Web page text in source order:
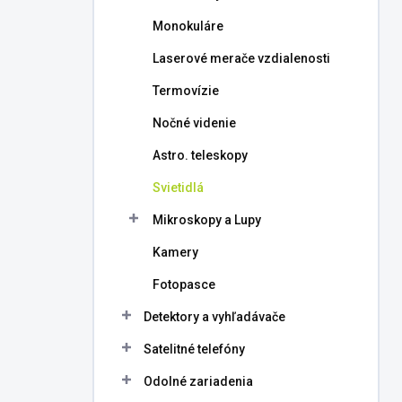
Monokuláre
Laserové merače vzdialenosti
Termovízie
Nočné videnie
Astro. teleskopy
Svietidlá
Mikroskopy a Lupy
Kamery
Fotopasce
Detektory a vyhľadávače
Satelitné telefóny
Odolné zariadenia